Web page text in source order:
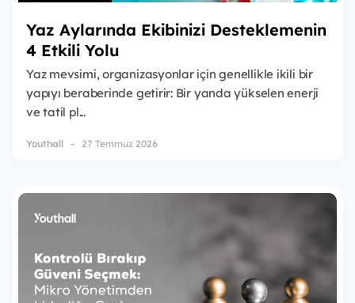
Yaz Aylarında Ekibinizi Desteklemenin
4 Etkili Yolu
Yaz mevsimi, organizasyonlar için genellikle ikili bir
yapıyı beraberinde getirir: Bir yanda yükselen enerji
ve tatil pl...
Youthall 27 Temmuz 2026